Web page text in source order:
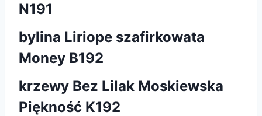
N191
bylina Liriope szafirkowata
Money B192
krzewy Bez Lilak Moskiewska
Piękność K192